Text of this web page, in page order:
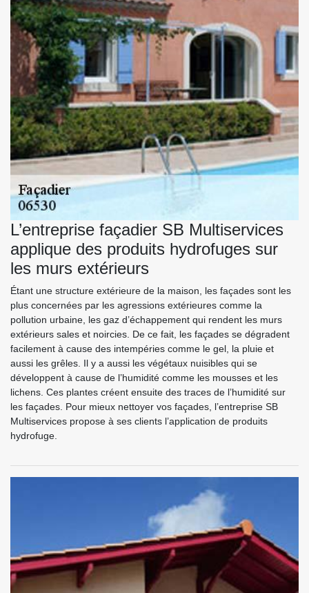
L’entreprise façadier SB Multiservices
applique des produits hydrofuges sur
les murs extérieurs
Étant une structure extérieure de la maison, les façades sont les
plus concernées par les agressions extérieures comme la
pollution urbaine, les gaz d’échappement qui rendent les murs
extérieurs sales et noircies. De ce fait, les façades se dégradent
facilement à cause des intempéries comme le gel, la pluie et
aussi les grêles. Il y a aussi les végétaux nuisibles qui se
développent à cause de l’humidité comme les mousses et les
lichens. Ces plantes créent ensuite des traces de l’humidité sur
les façades. Pour mieux nettoyer vos façades, l’entreprise SB
Multiservices propose à ses clients l’application de produits
hydrofuge.